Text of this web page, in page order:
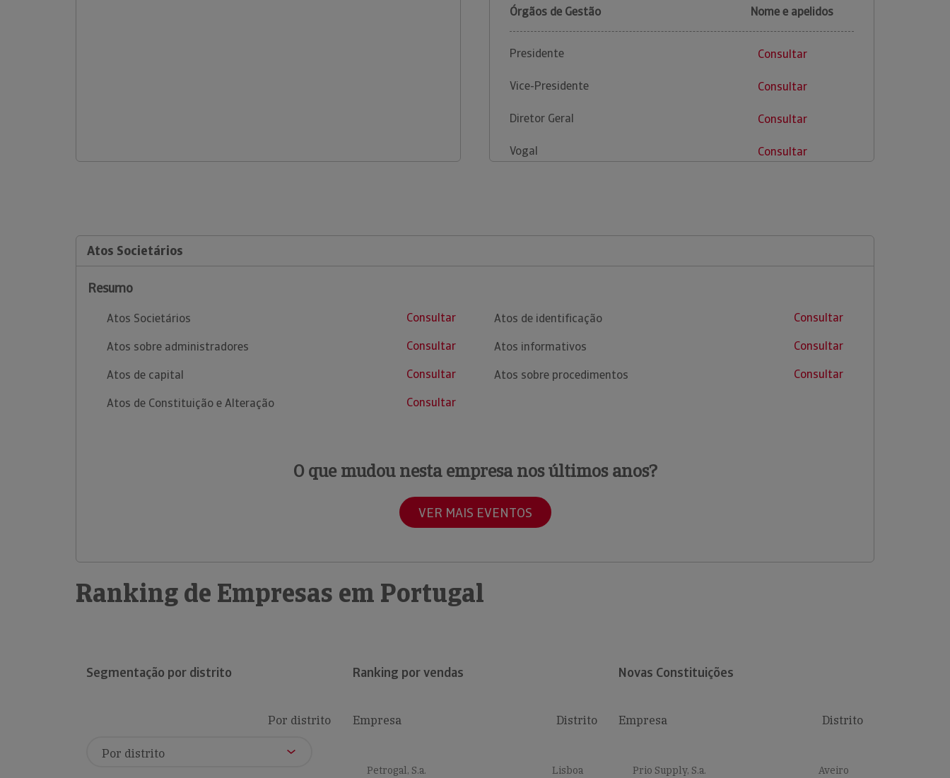
Órgãos de Gestão Nome e apelidos
Presidente Consultar
Vice-Presidente Consultar
Diretor Geral Consultar
Vogal Consultar
Atos Societários
Resumo
Atos Societários
Consultar
Atos sobre administradores
Consultar
Atos de capital
Consultar
Atos de Constituição e Alteração
Consultar
Atos de identificação
Consultar
Atos informativos
Consultar
Atos sobre procedimentos
Consultar
O que mudou nesta empresa nos últimos anos?
VER MAIS EVENTOS
Ranking de Empresas em Portugal
Segmentação por distrito
Por distrito
Ranking por vendas
Empresa Distrito
Petrogal, S.a. Lisboa
Novas Constituições
Empresa Distrito
Prio Supply, S.a. Aveiro